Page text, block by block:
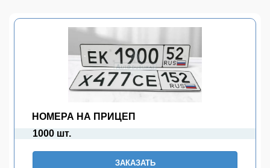
НОМЕРА НА ПРИЦЕП
1000 шт.
ЗАКАЗАТЬ